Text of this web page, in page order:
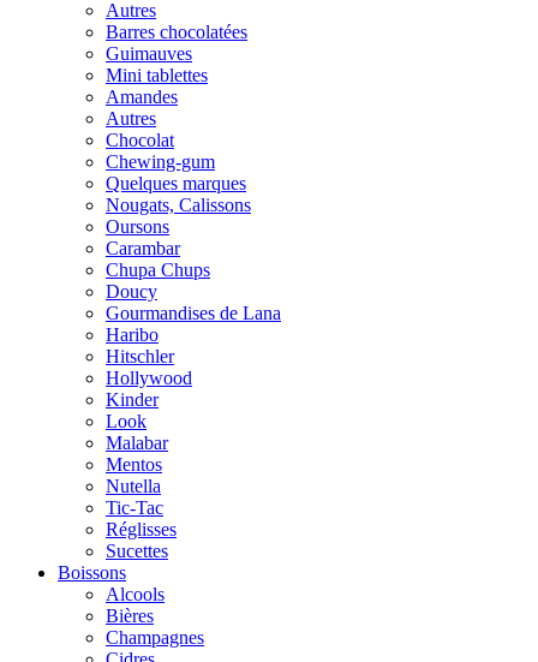
Autres
Barres chocolatées
Guimauves
Mini tablettes
Amandes
Autres
Chocolat
Chewing-gum
Quelques marques
Nougats, Calissons
Oursons
Carambar
Chupa Chups
Doucy
Gourmandises de Lana
Haribo
Hitschler
Hollywood
Kinder
Look
Malabar
Mentos
Nutella
Tic-Tac
Réglisses
Sucettes
Boissons
Alcools
Bières
Champagnes